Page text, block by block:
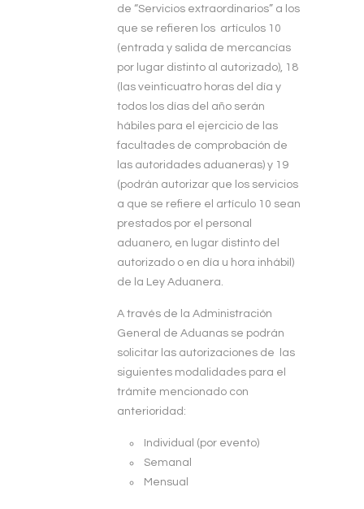
de “Servicios extraordinarios” a los
que se refieren los artículos 10
(entrada y salida de mercancías
por lugar distinto al autorizado), 18
(las veinticuatro horas del día y
todos los días del año serán
hábiles para el ejercicio de las
facultades de comprobación de
las autoridades aduaneras) y 19
(podrán autorizar que los servicios
a que se refiere el artículo 10 sean
prestados por el personal
aduanero, en lugar distinto del
autorizado o en día u hora inhábil)
de la Ley Aduanera.
A través de la Administración
General de Aduanas se podrán
solicitar las autorizaciones de las
siguientes modalidades para el
trámite mencionado con
anterioridad:
Individual (por evento)
Semanal
Mensual